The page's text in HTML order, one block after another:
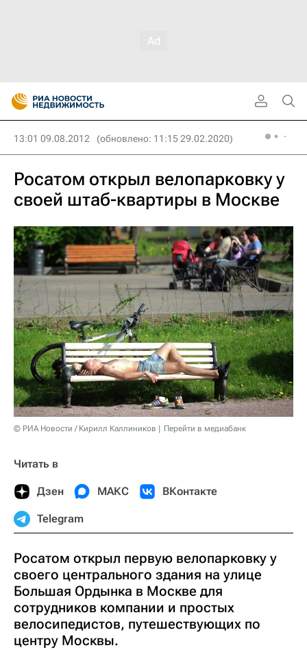
13:01 09.08.2012 (обновлено: 11:15 29.02.2020)
Росатом открыл велопарковку у
своей штаб-квартиры в Москве
© РИА Новости / Кирилл Каллиников Перейти в медиабанк
Читать в
Дзен МАКС ВКонтакте
Telegram
Росатом открыл первую велопарковку у
своего центрального здания на улице
Большая Ордынка в Москве для
сотрудников компании и простых
велосипедистов, путешествующих по
центру Москвы.